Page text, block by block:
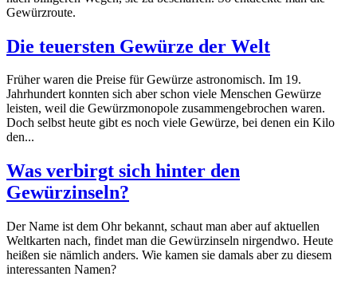
Gewürzroute.
Die teuersten Gewürze der Welt
Früher waren die Preise für Gewürze astronomisch. Im 19.
Jahrhundert konnten sich aber schon viele Menschen Gewürze
leisten, weil die Gewürzmonopole zusammengebrochen waren.
Doch selbst heute gibt es noch viele Gewürze, bei denen ein Kilo
den...
Was verbirgt sich hinter den
Gewürzinseln?
Der Name ist dem Ohr bekannt, schaut man aber auf aktuellen
Weltkarten nach, findet man die Gewürzinseln nirgendwo. Heute
heißen sie nämlich anders. Wie kamen sie damals aber zu diesem
interessanten Namen?